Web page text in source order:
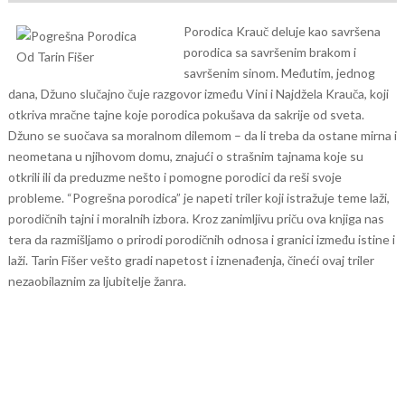
Porodica Krauč deluje kao savršena
porodica sa savršenim brakom i
savršenim sinom. Međutim, jednog
dana, Džuno slučajno čuje razgovor između Vini i Najdžela Krauča, koji
otkriva mračne tajne koje porodica pokušava da sakrije od sveta.
Džuno se suočava sa moralnom dilemom – da li treba da ostane mirna i
neometana u njihovom domu, znajući o strašnim tajnama koje su
otkrili ili da preduzme nešto i pomogne porodici da reši svoje
probleme. “Pogrešna porodica” je napeti triler koji istražuje teme laži,
porodičnih tajni i moralnih izbora. Kroz zanimljivu priču ova knjiga nas
tera da razmišljamo o prirodi porodičnih odnosa i granici između istine i
laži. Tarin Fišer vešto gradi napetost i iznenađenja, čineći ovaj triler
nezaobilaznim za ljubitelje žanra.